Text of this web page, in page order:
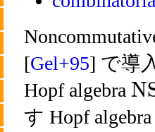
[Gel+95] で導
Hopf algebra N
す Hopf